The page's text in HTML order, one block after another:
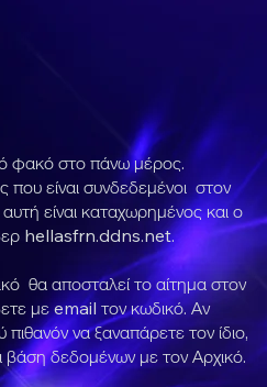
φακό στο πάνω μέρος.
που είναι συνδεδεμένοι στον
είναι καταχωρημένος και ο
hellasfrn.ddns.net.
θα αποσταλεί το αίτημα στον
με email τον κωδικό. Αν
να ξαναπάρετε τον ίδιο,
δεδομένων με τον Αρχικό.